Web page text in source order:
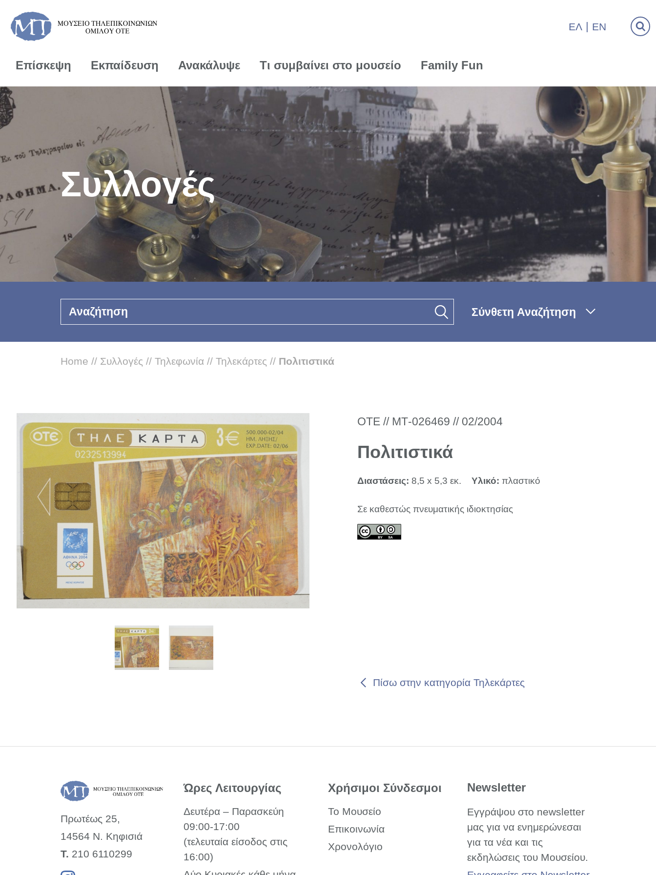
ΕΛ EN
Επίσκεψη Εκπαίδευση Ανακάλυψε Τι συμβαίνει στο μουσείο Family Fun
Συλλογές
Αναζήτηση Σύνθετη Αναζήτηση
Home // Συλλογές // Τηλεφωνία // Τηλεκάρτες // Πολιτιστικά
Πίσω στην κατηγορία Τηλεκάρτες
ΟΤΕ // ΜΤ-026469 // 02/2004
Πολιτιστικά
Διαστάσεις: 8,5 x 5,3 εκ. Υλικό: πλαστικό
Σε καθεστώς πνευματικής ιδιοκτησίας
Πρωτέως 25,
14564 Ν. Κηφισιά
Τ. 210 6110299
Ώρες Λειτουργίας
Δευτέρα – Παρασκεύη
09:00-17:00
(τελευταία είσοδος στις
16:00)
Χρήσιμοι Σύνδεσμοι
Το Μουσείο
Επικοινωνία
Χρονολόγιο
Newsletter
Εγγράψου στο newsletter
μας για να ενημερώνεσαι
για τα νέα και τις
εκδηλώσεις του Μουσείου.